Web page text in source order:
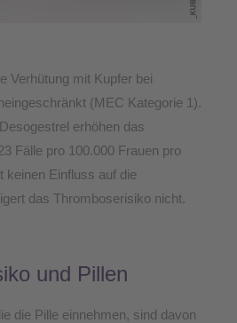
Verhütung mit Kupfer bei
(MEC Kategorie 1).
erhöhen das
Fälle pro 100.000 Frauen pro
keinen Einfluss auf die
das Thromboserisiko nicht.
und Pillen
die Pille einnehmen, sind davon